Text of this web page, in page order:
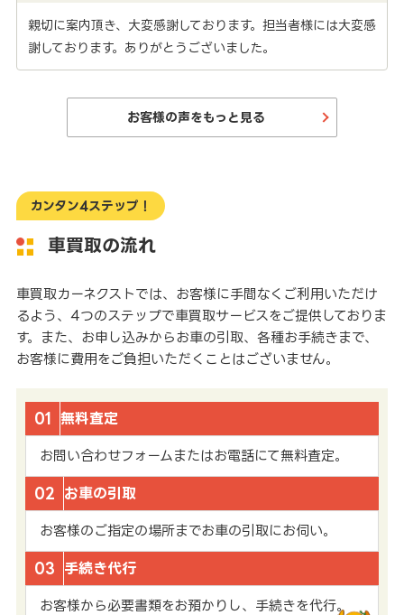
親切に案内頂き、大変感謝しております。担当者様には大変感
謝しております。ありがとうございました。
お客様の声をもっと見る
カンタン4ステップ！
車買取の流れ
車買取カーネクストでは、お客様に手間なくご利用いただけ
るよう、4つのステップで車買取サービスをご提供しておりま
す。また、お申し込みからお車の引取、各種お手続きまで、
お客様に費用をご負担いただくことはございません。
01 無料査定
お問い合わせフォームまたはお電話にて無料査定。
02 お車の引取
お客様のご指定の場所までお車の引取にお伺い。
03 手続き代行
お客様から必要書類をお預かりし、手続きを代行。